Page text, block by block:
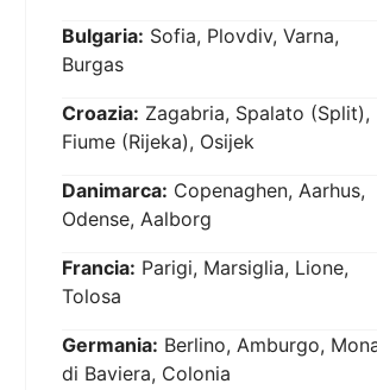
Bulgaria: Sofia, Plovdiv, Varna,
Burgas
Croazia: Zagabria, Spalato (Split),
Fiume (Rijeka), Osijek
Danimarca: Copenaghen, Aarhus,
Odense, Aalborg
Francia: Parigi, Marsiglia, Lione,
Tolosa
Germania: Berlino, Amburgo,
di Baviera, Colonia